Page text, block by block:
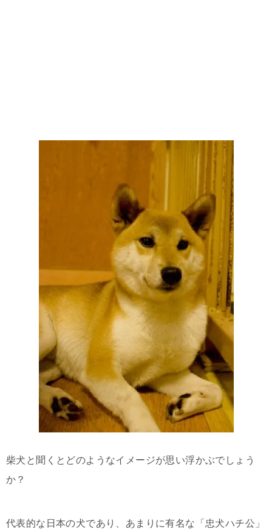
柴犬と聞くとどのようなイメージが思い浮かぶでしょう
か？
代表的な日本の犬であり、あまりに有名な「忠犬ハチ公」